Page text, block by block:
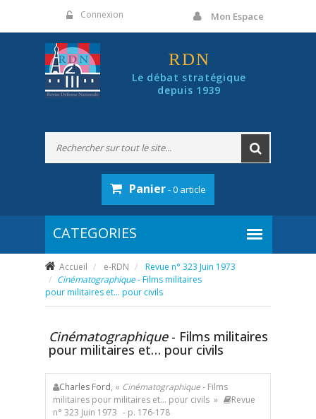
Connexion Mon Espace
RDN
Le débat stratégique
depuis 1939
Panier- 0 article
Accueil e-RDN
Revue n° 323 Juin 1973
Cinématographique- Films militaires
pour militaires et… pour civils
Cinématographique - Films militaires
pour militaires et… pour civils
Charles Ford, « Cinématographique- Films
militaires pour militaires et… pour civils »
Revue
n° 323 Juin 1973 - p. 176-178